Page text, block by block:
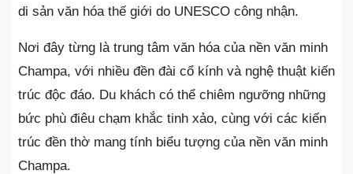
di sản văn hóa thế giới do UNESCO công nhận.
Nơi đây từng là trung tâm văn hóa của nền văn minh
Champa, với nhiều đền đài cổ kính và nghệ thuật kiến
trúc độc đáo. Du khách có thể chiêm ngưỡng những
bức phù điêu chạm khắc tinh xảo, cùng với các kiến
trúc đền thờ mang tính biểu tượng của nền văn minh
Champa.